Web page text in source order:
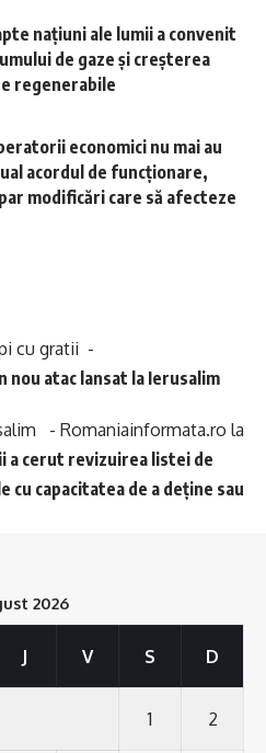
naţiuni ale lumii a convenit
de gaze şi creşterea
regenerabile
economici nu mai au
acordul de funcţionare,
modificări care să afecteze
cu gratii -
nou atac lansat la Ierusalim
- Romaniainformata.ro la
a cerut revizuirea listei de
cu capacitatea de a deține sau
2026
J V S D
1 2